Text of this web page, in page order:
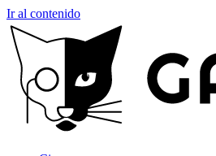
Ir al contenido